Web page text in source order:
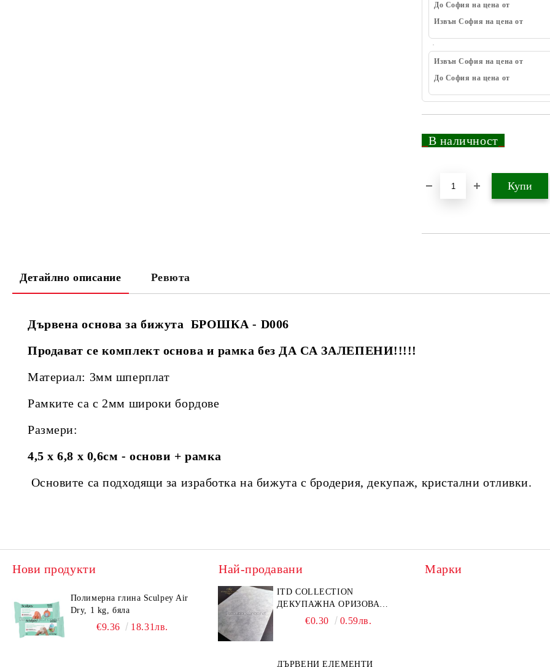
До София на цена от
Извън София на цена от
Извън София на цена от
До София на цена от
В наличност
Детайлно описание Ревюта
Дървена основа за бижута БРОШКА - D006
Продават се комплект основа и рамка без ДА СА ЗАЛЕПЕНИ!!!!!
Материал: 3мм шперплат
Рамките са с 2мм широки бордове
Размери:
4,5 х 6,8 х 0,6см - основи + рамка
Основите са подходящи за изработка на бижута с бродерия, декупаж, кристални отливки.
Нови продукти
Полимерна глина Sculpey Air
Dry, 1 kg, бяла
€9.36 18.31лв.
Най-продавани
ITD COLLECTION
ДЕКУПАЖНА ОРИЗОВА
ХАРТИЯ А5 БЯЛА - RC044
€0.30 0.59лв.
ДЪРВЕНИ ЕЛЕМЕНТИ
Марки